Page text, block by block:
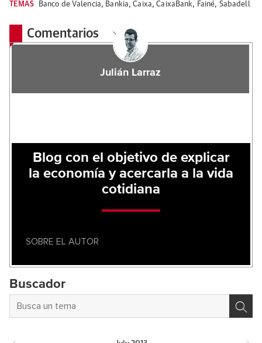
TEMAS Banco de Valencia, Bankia,Caixa,CaixaBank, Fainé, Sabadell
Comentarios
Julián Larraz
Blog con el objetivo de explicar
la economía y acercarla a la vida
cotidiana
SOBRE EL AUTOR
Buscador